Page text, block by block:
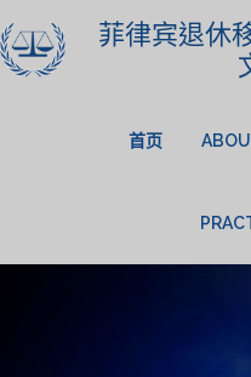
菲律宾退休
首页